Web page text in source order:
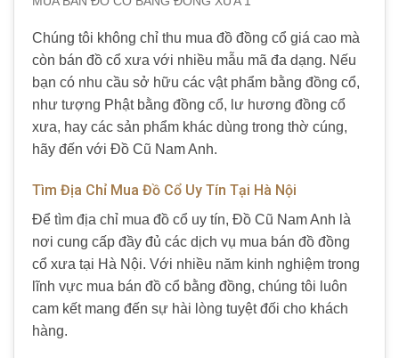
Chúng tôi không chỉ thu mua đồ đồng cổ giá cao mà
còn bán đồ cổ xưa với nhiều mẫu mã đa dạng. Nếu
bạn có nhu cầu sở hữu các vật phẩm bằng đồng cổ,
như tượng Phật bằng đồng cổ, lư hương đồng cổ
xưa, hay các sản phẩm khác dùng trong thờ cúng,
hãy đến với Đồ Cũ Nam Anh.
Tìm Địa Chỉ Mua Đồ Cổ Uy Tín Tại Hà Nội
Để tìm địa chỉ mua đồ cổ uy tín, Đồ Cũ Nam Anh là
nơi cung cấp đầy đủ các dịch vụ mua bán đồ đồng
cổ xưa tại Hà Nội. Với nhiều năm kinh nghiệm trong
lĩnh vực mua bán đồ cổ bằng đồng, chúng tôi luôn
cam kết mang đến sự hài lòng tuyệt đối cho khách
hàng.